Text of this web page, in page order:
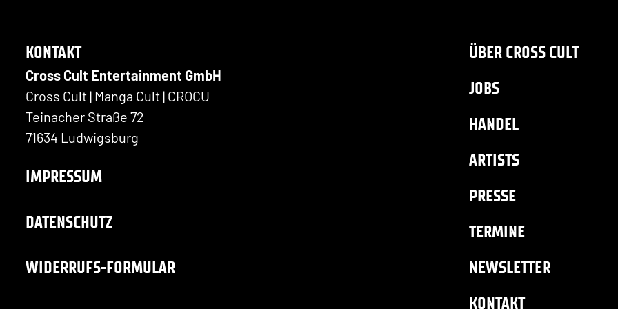
KONTAKT
Cross Cult Entertainment GmbH
Cross Cult | Manga Cult | CROCU
Teinacher Straße 72
71634 Ludwigsburg
IMPRESSUM
DATENSCHUTZ
WIDERRUFS-FORMULAR
ÜBER CROSS CULT
JOBS
HANDEL
ARTISTS
PRESSE
TERMINE
NEWSLETTER
KONTAKT